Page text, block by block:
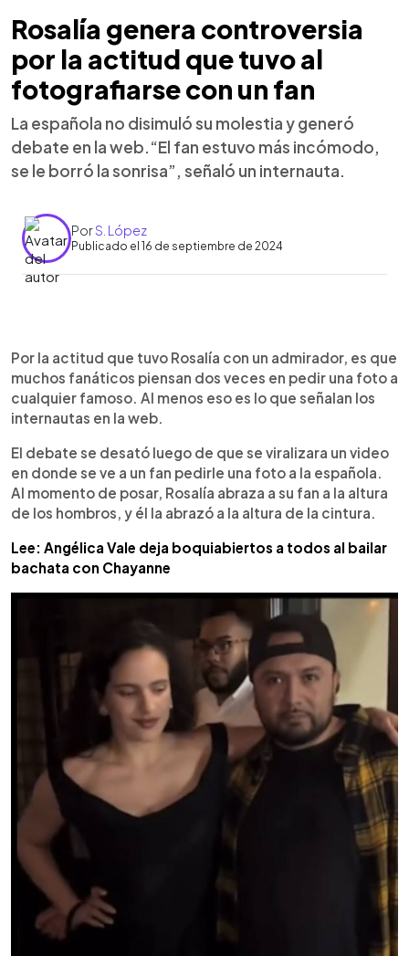
Rosalía genera controversia
por la actitud que tuvo al
fotografiarse con un fan
La española no disimuló su molestia y generó
debate en la web.“El fan estuvo más incómodo,
se le borró la sonrisa”, señaló un internauta.
PorS. López
Publicado el 16 de septiembre de 2024
Escuchar artículo
Por la actitud que tuvo Rosalía con un admirador, es que
muchos fanáticos piensan dos veces en pedir una foto a
cualquier famoso. Al menos eso es lo que señalan los
internautas en la web.
El debate se desató luego de que se viralizara un video
en donde se ve a un fan pedirle una foto a la española.
Al momento de posar, Rosalía abraza a su fan a la altura
de los hombros, y él la abrazó a la altura de la cintura.
Lee: Angélica Vale deja boquiabiertos a todos al bailar
bachata con Chayanne